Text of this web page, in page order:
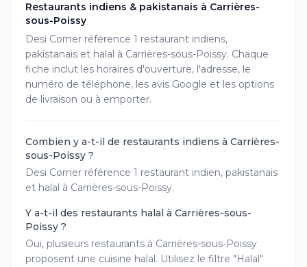
Restaurants indiens & pakistanais à Carrières-
sous-Poissy
Desi Corner référence 1 restaurant indiens,
pakistanais et halal à Carrières-sous-Poissy. Chaque
fiche inclut les horaires d'ouverture, l'adresse, le
numéro de téléphone, les avis Google et les options
de livraison ou à emporter.
Combien y a-t-il de restaurants indiens à Carrières-
sous-Poissy ?
Desi Corner référence 1 restaurant indien, pakistanais
et halal à Carrières-sous-Poissy.
Y a-t-il des restaurants halal à Carrières-sous-
Poissy ?
Oui, plusieurs restaurants à Carrières-sous-Poissy
proposent une cuisine halal. Utilisez le filtre "Halal"